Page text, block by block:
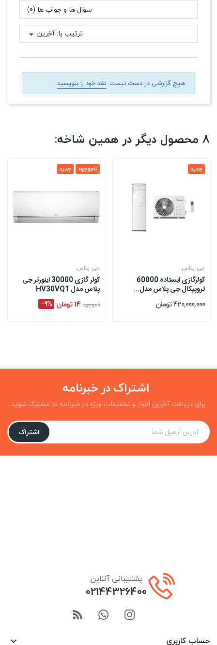
سوال ها و جواب ها (0)
ترتیب با:آخرین
هیچ گزارشی در دست نیست. نقد خود را بنویسید
8 محصول دیگر در همین شاخه:
جدید ناموجود
جی پلاس
کولر گازی 30000 اینورتر جی
پلاس مدل HV30VQ1
ناموجود 14 تومان ‎−9%
جدید
جی پلاس
کولرگازی ایستاده 60000
تروپیکال جی پلاس مدل...
420,000,000 تومان
اشتراک در خبرنامه
برای دریافت آخرین اخبار و تخفیفات ویژه در خبرنامه ما مشترک شوید
اشتراک
پشتیبانی آنلاین
02144326400
حساب کاربری 